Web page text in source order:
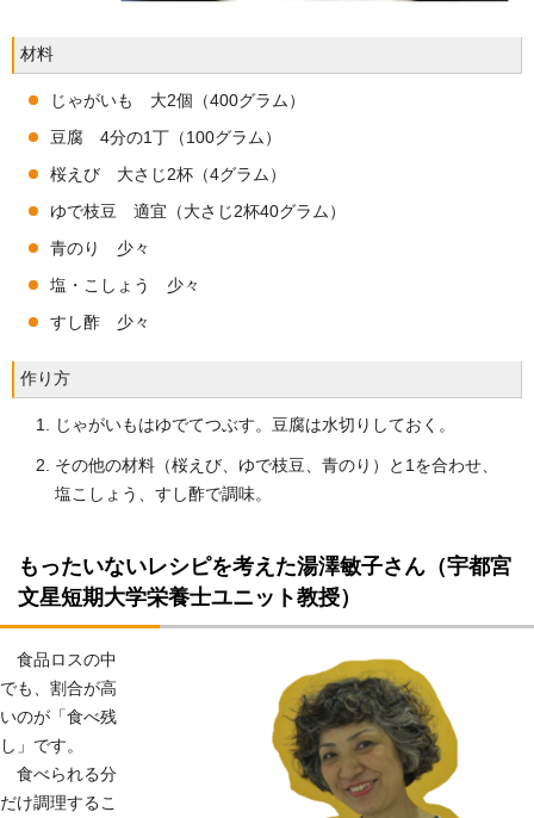
材料
じゃがいも 大2個（400グラム）
豆腐 4分の1丁（100グラム）
桜えび 大さじ2杯（4グラム）
ゆで枝豆 適宜（大さじ2杯40グラム）
青のり 少々
塩・こしょう 少々
すし酢 少々
作り方
じゃがいもはゆでてつぶす。豆腐は水切りしておく。
その他の材料（桜えび、ゆで枝豆、青のり）と1を合わせ、
塩こしょう、すし酢で調味。
もったいないレシピを考えた湯澤敏子さん（宇都宮
文星短期大学栄養士ユニット教授）
食品ロスの中
でも、割合が高
いのが「食べ残
し」です。
食べられる分
だけ調理するこ